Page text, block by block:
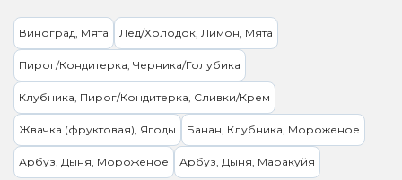
Виноград, Мята Лёд/Холодок, Лимон, Мята
Пирог/Кондитерка, Черника/Голубика
Клубника, Пирог/Кондитерка, Сливки/Крем
Жвачка (фруктовая), Ягоды Банан, Клубника, Мороженое
Арбуз, Дыня, Мороженое Арбуз, Дыня, Маракуйя